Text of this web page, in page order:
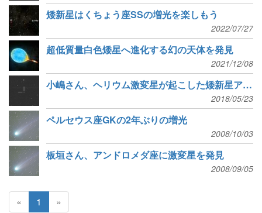
矮新星はくちょう座SSの増光を楽しもう
2022/07/27
超低質量白色矮星へ進化する幻の天体を発見
2021/12/08
小嶋さん、ヘリウム激変星が起こした矮新星アウトバーストを発見
2018/05/23
ペルセウス座GKの2年ぶりの増光
2008/10/03
板垣さん、アンドロメダ座に激変星を発見
2008/09/05
« 1 »